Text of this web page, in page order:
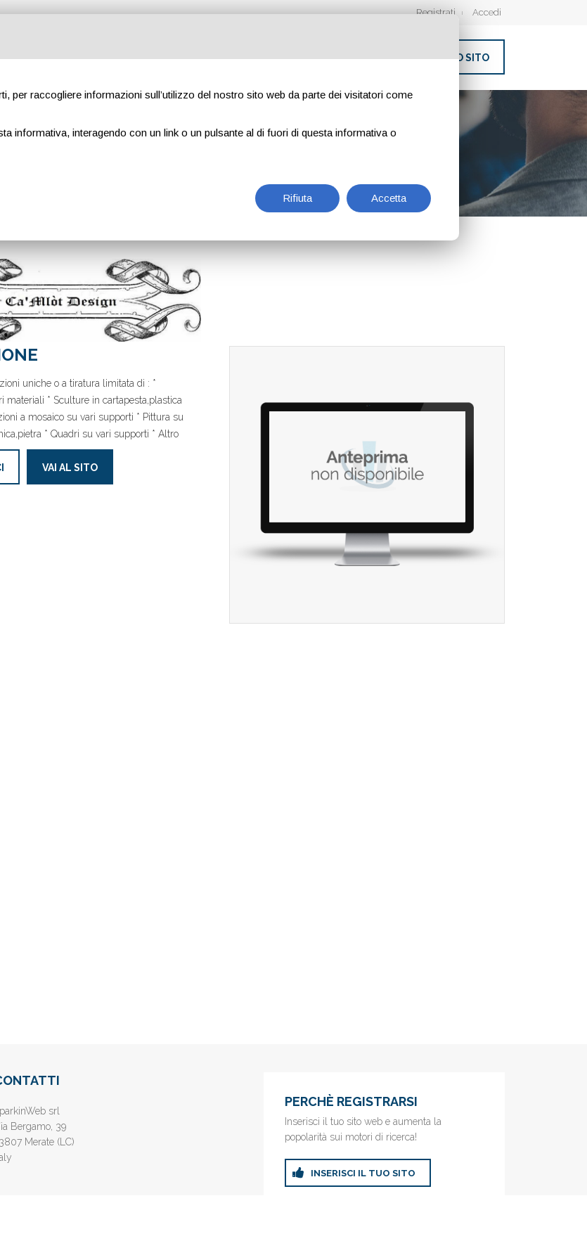
Registrati Accedi
INSERISCI IL TUO SITO
uniche o a tiratura limitata di : *
materiali * Sculture in cartapesta,plastica
a mosaico su vari supporti * Pittura su
* Quadri su vari supporti * Altro
VAI AL SITO
srl
Bergamo, 39
Merate (LC)
PERCHÈ REGISTRARSI
Inserisci il tuo sito web e aumenta la
popolarità sui motori di ricerca!
INSERISCI IL TUO SITO
per raccogliere informazioni sull’utilizzo del nostro sito web da parte dei visitatori come
informativa, interagendo con un link o un pulsante al di fuori di questa informativa o
Rifiuta Accetta